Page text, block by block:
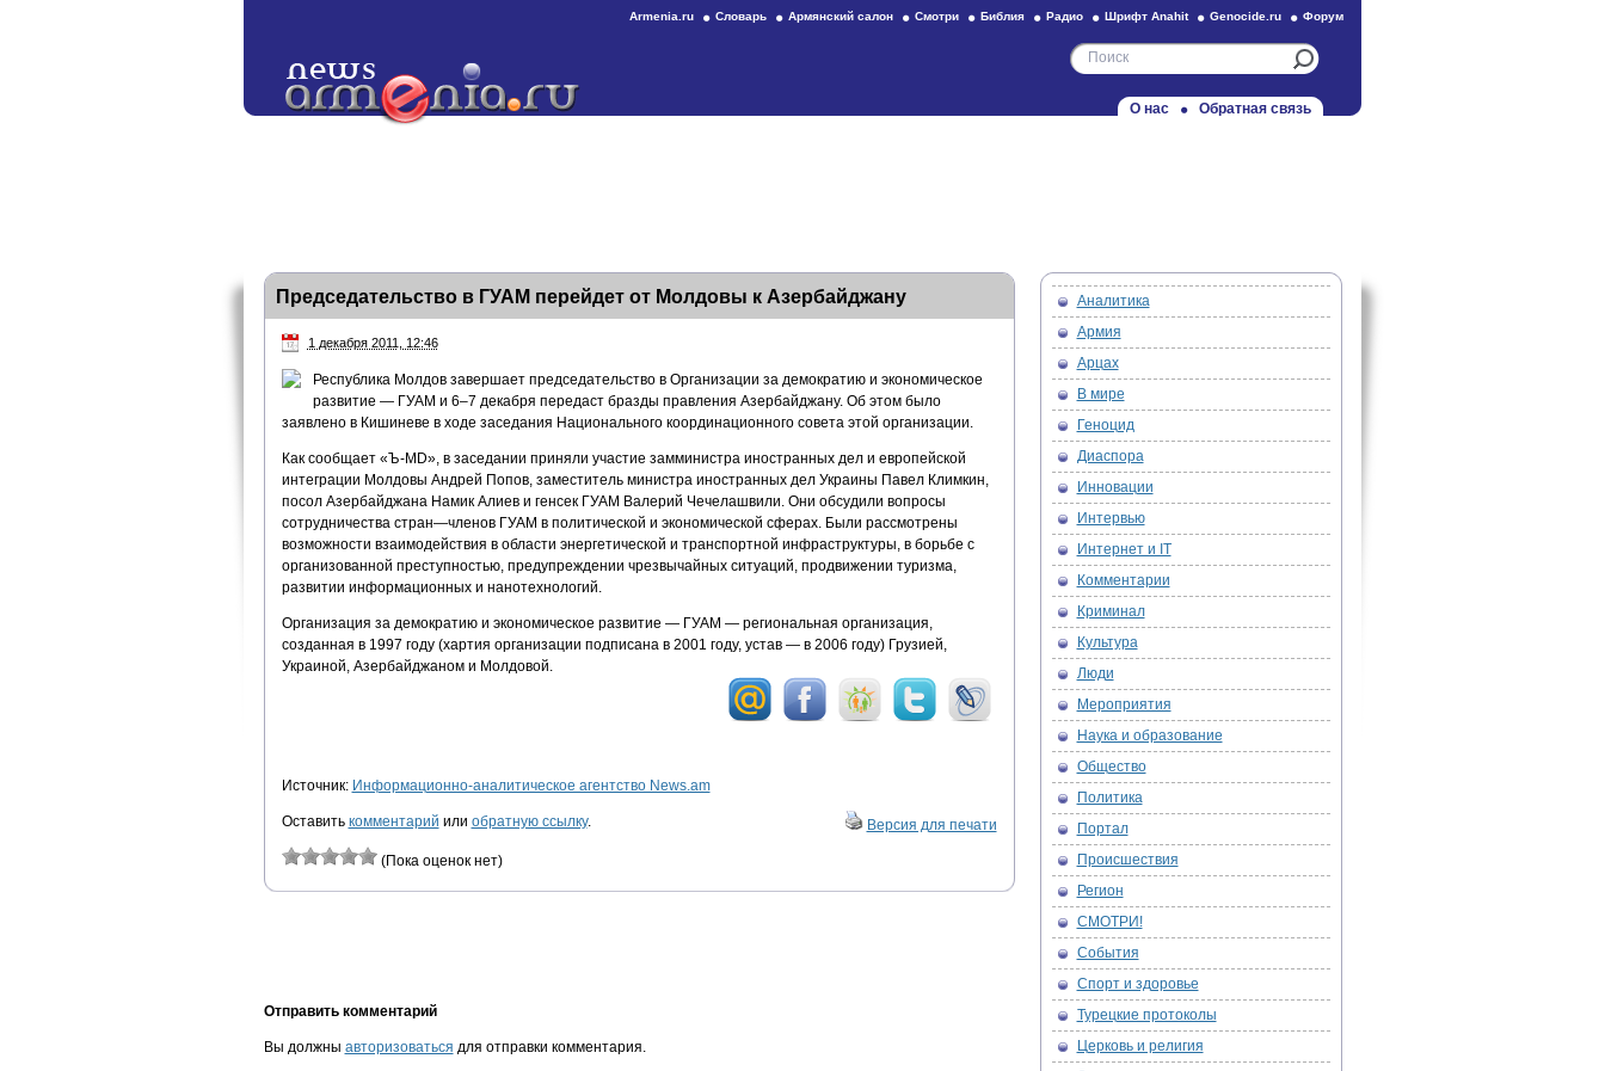
Armenia.ru Словарь Армянский салон Смотри Библия Радио Шрифт Anahit Genocide.ru Форум
О нас Обратная связь
Председательство в ГУАМ перейдет от Молдовы к Азербайджану
1 декабря 2011, 12:46
Республика Молдов завершает председательство в Организации за демократию и экономическое
развитие — ГУАМ и 6–7 декабря передаст бразды правления Азербайджану. Об этом было
заявлено в Кишиневе в ходе заседания Национального координационного совета этой организации.
Как сообщает «Ъ-MD», в заседании приняли участие замминистра иностранных дел и европейской
интеграции Молдовы Андрей Попов, заместитель министра иностранных дел Украины Павел Климкин,
посол Азербайджана Намик Алиев и генсек ГУАМ Валерий Чечелашвили. Они обсудили вопросы
сотрудничества стран—членов ГУАМ в политической и экономической сферах. Были рассмотрены
возможности взаимодействия в области энергетической и транспортной инфраструктуры, в борьбе с
организованной преступностью, предупреждении чрезвычайных ситуаций, продвижении туризма,
развитии информационных и нанотехнологий.
Организация за демократию и экономическое развитие — ГУАМ — региональная организация,
созданная в 1997 году (хартия организации подписана в 2001 году, устав — в 2006 году) Грузией,
Украиной, Азербайджаном и Молдовой.
Источник: Информационно-аналитическое агентство News.am
Оставить комментарий или обратную ссылку. Версия для печати
(Пока оценок нет)
Отправить комментарий
Вы должны авторизоваться для отправки комментария.
Аналитика
Армия
Арцах
В мире
Геноцид
Диаспора
Инновации
Интервью
Интернет и IT
Комментарии
Криминал
Культура
Люди
Мероприятия
Наука и образование
Общество
Политика
Портал
Происшествия
Регион
СМОТРИ!
События
Спорт и здоровье
Турецкие протоколы
Церковь и религия